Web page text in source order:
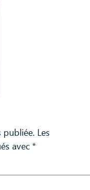
publiée. Les
avec *